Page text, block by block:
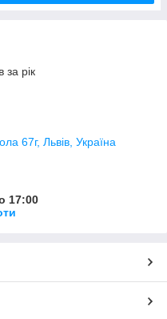
за рік
67г, Львів, Україна
17:00